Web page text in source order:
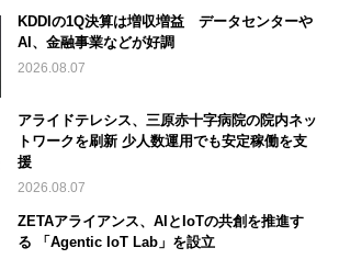
KDDIの1Q決算は増収増益 データセンターや
AI、金融事業などが好調
2026.08.07
アライドテレシス、三原赤十字病院の院内ネッ
トワークを刷新 少人数運用でも安定稼働を支
援
2026.08.07
ZETAアライアンス、AIとIoTの共創を推進す
る 「Agentic IoT Lab」を設立